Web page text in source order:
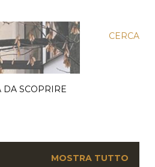
CERCA
DA SCOPRIRE
MOSTRA TUTTO